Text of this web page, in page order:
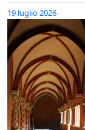
19 luglio 2026